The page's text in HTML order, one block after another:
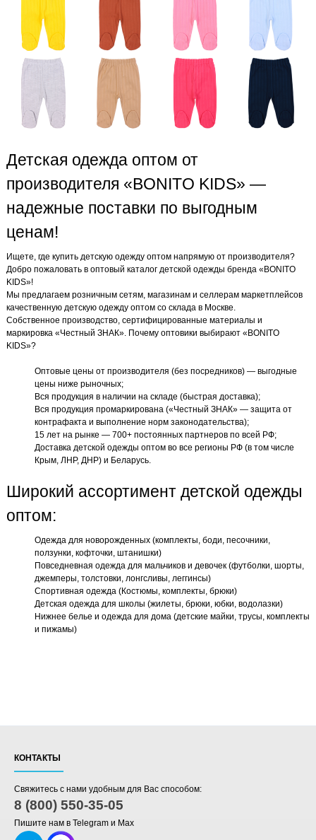
Детская одежда оптом от
производителя «BONITO KIDS» —
надежные поставки по выгодным
ценам!
Ищете, где купить детскую одежду оптом напрямую от производителя?
Добро пожаловать в оптовый каталог детской одежды бренда «BONITO
KIDS»!
Мы предлагаем розничным сетям, магазинам и селлерам маркетплейсов
качественную детскую одежду оптом со склада в Москве.
Собственное производство, сертифицированные материалы и
маркировка «Честный ЗНАК». Почему оптовики выбирают «BONITO
KIDS»?
Оптовые цены от производителя (без посредников) — выгодные
цены ниже рыночных;
Вся продукция в наличии на складе (быстрая доставка);
Вся продукция промаркирована («Честный ЗНАК» — защита от
контрафакта и выполнение норм законодательства);
15 лет на рынке — 700+ постоянных партнеров по всей РФ;
Доставка детской одежды оптом во все регионы РФ (в том числе
Крым, ЛНР, ДНР) и Беларусь.
Широкий ассортимент детской одежды
оптом:
Одежда для новорожденных (комплекты, боди, песочники,
ползунки, кофточки, штанишки)
Повседневная одежда для мальчиков и девочек (футболки, шорты,
джемперы, толстовки, лонгсливы, леггинсы)
Спортивная одежда (Костюмы, комплекты, брюки)
Детская одежда для школы (жилеты, брюки, юбки, водолазки)
Нижнее белье и одежда для дома (детские майки, трусы, комплекты
и пижамы)
КОНТАКТЫ
Свяжитесь с нами удобным для Вас способом:
8 (800) 550-35-05
Пишите нам в Telegram и Max